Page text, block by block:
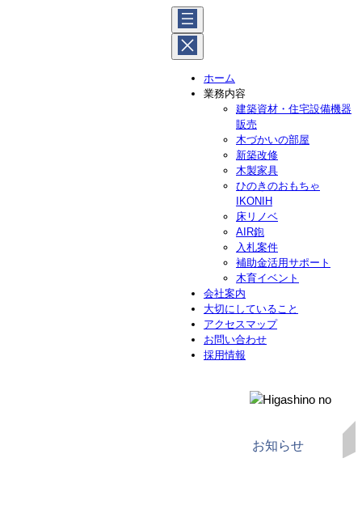
ホーム
業務内容
建築資材・住宅設備機器
販売
木づかいの部屋
新築改修
木製家具
ひのきのおもちゃ
IKONIH
床リノベ
AIR鉋
入札案件
補助金活用サポート
木育イベント
会社案内
大切にしていること
アクセスマップ
お問い合わせ
採用情報
お知らせ